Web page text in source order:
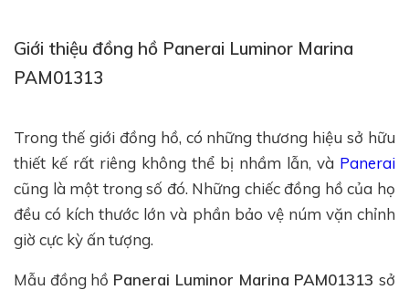
Giới thiệu đồng hồ Panerai Luminor Marina
PAM01313
Trong thế giới đồng hồ, có những thương hiệu sở hữu
thiết kế rất riêng không thể bị nhầm lẫn, và Panerai
cũng là một trong số đó. Những chiếc đồng hồ của họ
đều có kích thước lớn và phần bảo vệ núm vặn chỉnh
giờ cực kỳ ấn tượng.
Mẫu đồng hồ Panerai Luminor Marina PAM01313sở